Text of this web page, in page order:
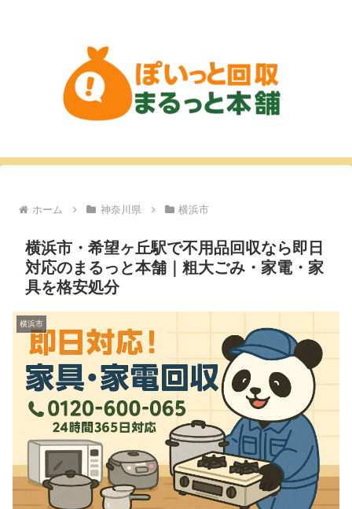
ホーム 神奈川県 横浜市
横浜市・希望ヶ丘駅で不用品回収なら即日
対応のまるっと本舗｜粗大ごみ・家電・家
具を格安処分
横浜市